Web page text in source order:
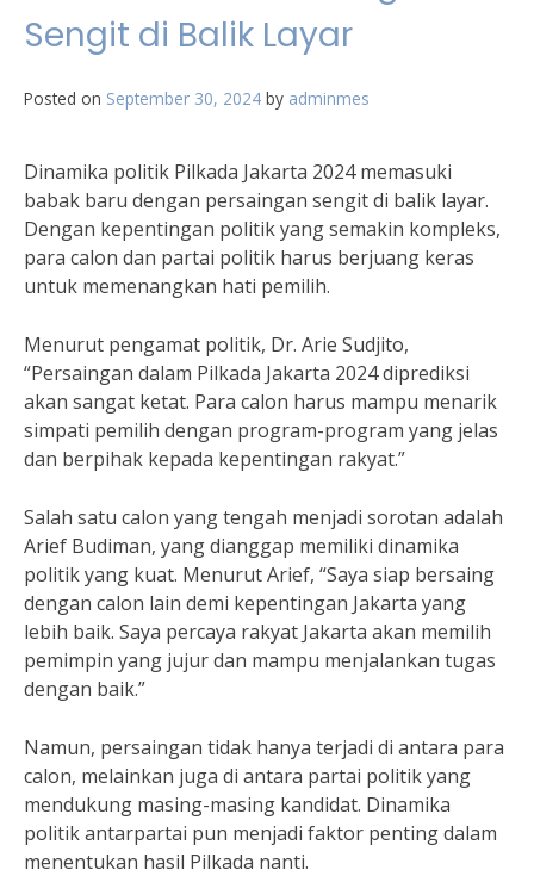
Sengit di Balik Layar
Posted on September 30, 2024 by adminmes
Dinamika politik Pilkada Jakarta 2024 memasuki
babak baru dengan persaingan sengit di balik layar.
Dengan kepentingan politik yang semakin kompleks,
para calon dan partai politik harus berjuang keras
untuk memenangkan hati pemilih.
Menurut pengamat politik, Dr. Arie Sudjito,
“Persaingan dalam Pilkada Jakarta 2024 diprediksi
akan sangat ketat. Para calon harus mampu menarik
simpati pemilih dengan program-program yang jelas
dan berpihak kepada kepentingan rakyat.”
Salah satu calon yang tengah menjadi sorotan adalah
Arief Budiman, yang dianggap memiliki dinamika
politik yang kuat. Menurut Arief, “Saya siap bersaing
dengan calon lain demi kepentingan Jakarta yang
lebih baik. Saya percaya rakyat Jakarta akan memilih
pemimpin yang jujur dan mampu menjalankan tugas
dengan baik.”
Namun, persaingan tidak hanya terjadi di antara para
calon, melainkan juga di antara partai politik yang
mendukung masing-masing kandidat. Dinamika
politik antarpartai pun menjadi faktor penting dalam
menentukan hasil Pilkada nanti.